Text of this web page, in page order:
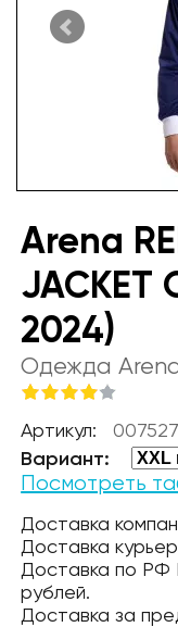
Arena
JACKET
2024)
Одежда
Артикул:
Вариант:
Посмотреть
Доставка
Доставка
Доставка по РФ
рублей.
Доставка за